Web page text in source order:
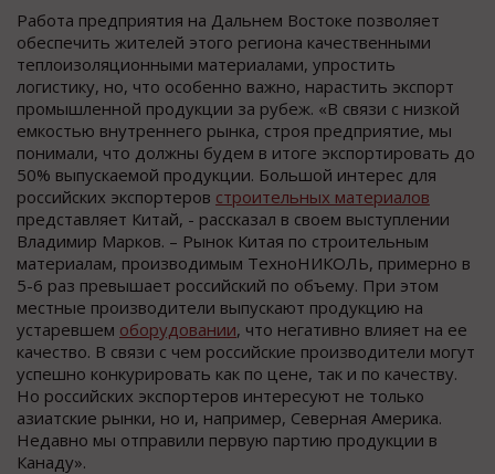
Работа предприятия на Дальнем Востоке позволяет
обеспечить жителей этого региона качественными
теплоизоляционными материалами, упростить
логистику, но, что особенно важно, нарастить экспорт
промышленной продукции за рубеж. «В связи с низкой
емкостью внутреннего рынка, строя предприятие, мы
понимали, что должны будем в итоге экспортировать до
50% выпускаемой продукции. Большой интерес для
российских экспортеров строительных материалов
представляет Китай, - рассказал в своем выступлении
Владимир Марков. – Рынок Китая по строительным
материалам, производимым ТехноНИКОЛЬ, примерно в
5-6 раз превышает российский по объему. При этом
местные производители выпускают продукцию на
устаревшем оборудовании, что негативно влияет на ее
качество. В связи с чем российские производители могут
успешно конкурировать как по цене, так и по качеству.
Но российских экспортеров интересуют не только
азиатские рынки, но и, например, Северная Америка.
Недавно мы отправили первую партию продукции в
Канаду».